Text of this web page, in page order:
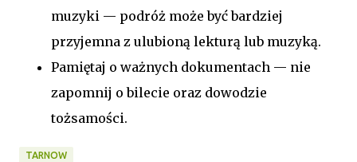
muzyki — podróż może być bardziej
przyjemna z ulubioną lekturą lub muzyką.
Pamiętaj o ważnych dokumentach — nie
zapomnij o bilecie oraz dowodzie
tożsamości.
TARNOW